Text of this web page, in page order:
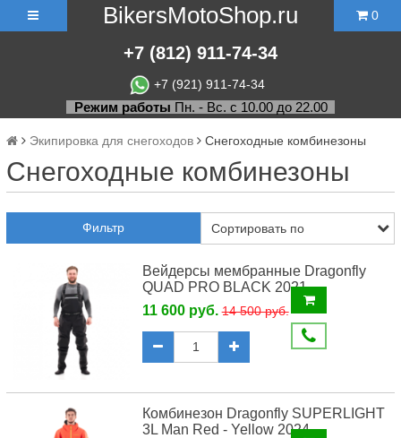
BikersMotoShop.ru
+7 (812) 911-74-34
+7 (921) 911-74-34
0
Режим работы Пн. - Вс. с 10.00 до 22.00
Экипировка для снегоходов Снегоходные комбинезоны
Снегоходные комбинезоны
Фильтр
Вейдерсы мембранные Dragonfly
QUAD PRO BLACK 2021
11 600 руб.14 500 руб.
Комбинезон Dragonfly SUPERLIGHT
3L Man Red - Yellow 2024